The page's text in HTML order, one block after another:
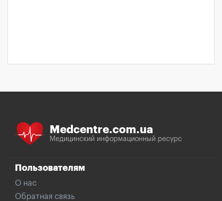
Medcentre.com.ua
Медицинский информационный ресурс
Пользователям
О нас
Обратная связь